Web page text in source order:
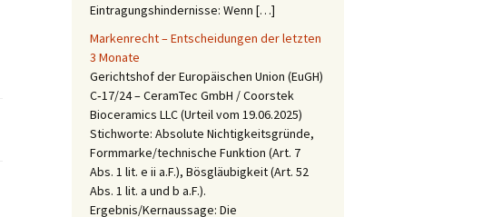
Eintragungshindernisse: Wenn […]
Markenrecht – Entscheidungen der letzten
3 Monate
Gerichtshof der Europäischen Union (EuGH)
C‑17/24 – CeramTec GmbH / Coorstek
Bioceramics LLC (Urteil vom 19.06.2025)
Stichworte: Absolute Nichtigkeitsgründe,
Formmarke/technische Funktion (Art. 7
Abs. 1 lit. e ii a.F.), Bösgläubigkeit (Art. 52
Abs. 1 lit. a und b a.F.).
Ergebnis/Kernaussage: Die